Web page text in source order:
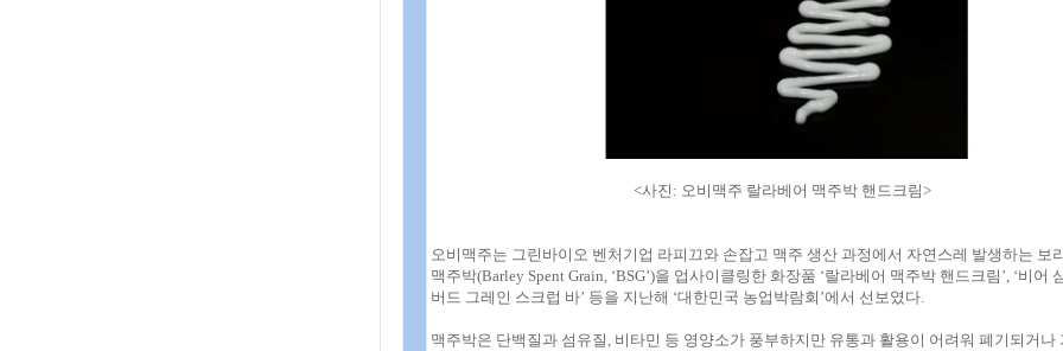
<사진: 오비맥주 랄라베어 맥주박 핸드크림>
오비맥주는 그린바이오 벤처기업 라피끄와 손잡고 맥주 생산 과정에서 자연스레 발생하는 보
맥주박(Barley Spent Grain, ‘BSG’)을 업사이클링한 화장품 ‘랄라베어 맥주박 핸드크림’, ‘비어
버드 그레인 스크럽 바’ 등을 지난해 ‘대한민국 농업박람회’에서 선보였다.
맥주박은 단백질과 섬유질, 비타민 등 영양소가 풍부하지만 유통과 활용이 어려워 폐기되거나